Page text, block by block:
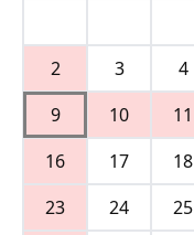
2
3 4
9
10 11
16
17 18
23
24 25